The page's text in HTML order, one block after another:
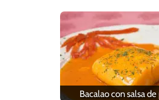
Bacalao con salsa